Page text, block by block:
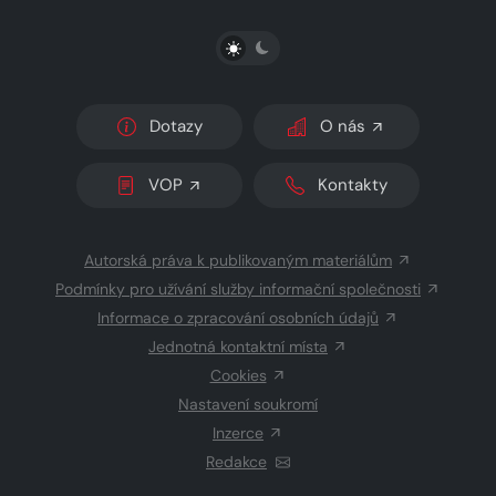
PŘEPNOUT SVĚTLÝ/TMAVÝ REŽIM
Dotazy O nás
VOP Kontakty
Autorská práva k publikovaným materiálům
Podmínky pro užívání služby informační společnosti
Informace o zpracování osobních údajů
Jednotná kontaktní místa
Cookies
Nastavení soukromí
Inzerce
Redakce